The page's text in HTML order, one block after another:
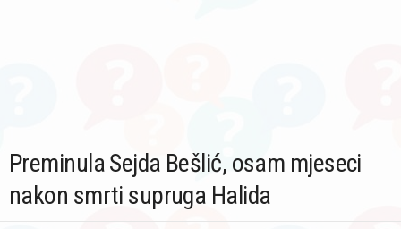
Preminula Sejda Bešlić, osam mjeseci
nakon smrti supruga Halida